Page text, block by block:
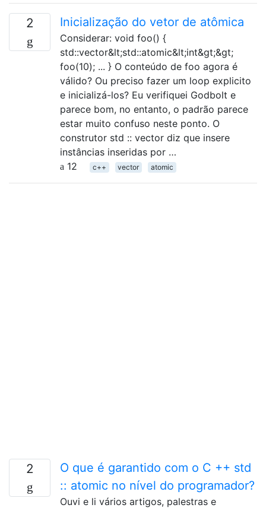
2 Inicialização do vetor de atômica
Considerar: void foo() {
std::vector&lt;std::atomic&lt;int&gt;&gt;
foo(10); ... } O conteúdo de foo agora é
válido? Ou preciso fazer um loop explicito
e inicializá-los? Eu verifiquei Godbolt e
parece bom, no entanto, o padrão parece
estar muito confuso neste ponto. O
construtor std :: vector diz que insere
instâncias inseridas por …
12
c++ vector atomic
2
O que é garantido com o C ++ std
:: atomic no nível do programador?
Ouvi e li vários artigos, palestras e